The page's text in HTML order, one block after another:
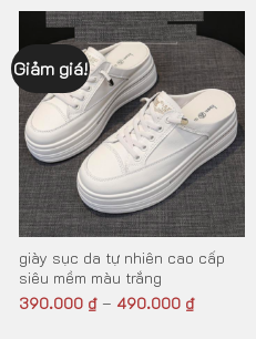
Giảm giá!
giày sục da tự nhiên cao cấp
siêu mềm màu trắng
390.000 ₫– 490.000 ₫